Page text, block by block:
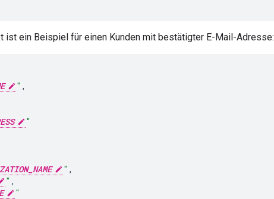
ist ein Beispiel für einen Kunden mit bestätigter E-Mail-Adresse:
" ,
"
" ,
" ,
"